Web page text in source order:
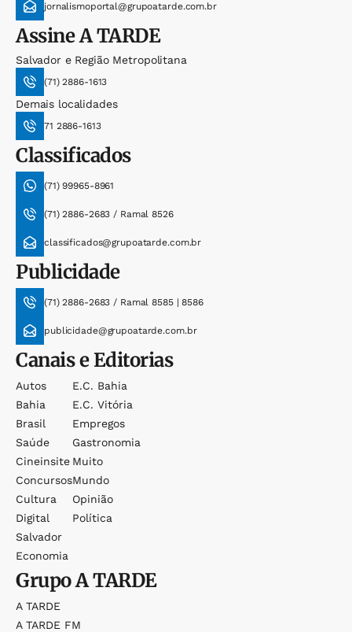
jornalismoportal@grupoatarde.com.br
AssineA TARDE
Salvador e Região Metropolitana
(71) 2886-1613
Demais localidades
71 2886-1613
Classificados
(71) 99965-8961
(71) 2886-2683 / Ramal 8526
classificados@grupoatarde.com.br
Publicidade
(71) 2886-2683 / Ramal 8585 | 8586
publicidade@grupoatarde.com.br
Canais e Editorias
Autos
Bahia
Brasil
Saúde
Cineinsite
Concursos
Cultura
Digital
Salvador
Economia
E.c. Bahia
E.c. Vitória
Empregos
Gastronomia
Muito
Mundo
Opinião
Política
GrupoA TARDE
A TARDE
A TARDE FM